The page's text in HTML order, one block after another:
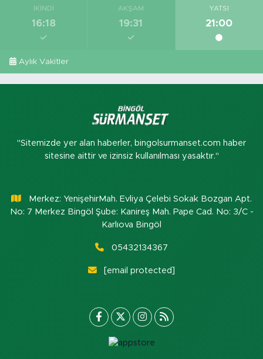
İKINDI
16:18
AKŞAM
19:31
YATSI
21:00
Aylık Vakitler
"Sitemizde yer alan haberler, bingolsurmanset.com haber
sitesine aittir ve izinsiz kullanılması yasaktır."
Merkez: YenişehirMah. Evliya Çelebi Sokak Bozgan Apt.
No: 7 Merkez Bingöl Şube: Kanireş Mah. Pape Cad. No: 3/C -
Karlıova Bingöl
05432134367
[email protected]